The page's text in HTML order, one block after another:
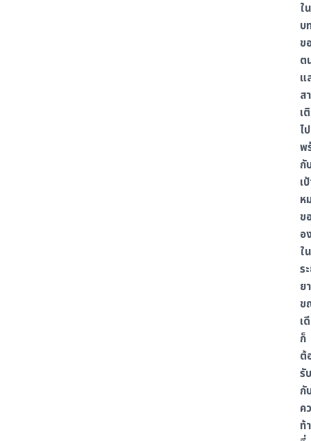
ใน
บ
ข
ต
แ
ส
เ
ไป
พ
กั
เ
ห
ข
อ
ใน
ร
ย
ข
เ
ก็
ต้
รั
กั
ค
ท้